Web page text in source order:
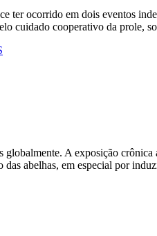
ter ocorrido em dois eventos
cuidado cooperativo da prole,
globalmente. A exposição crônica
abelhas, em especial por